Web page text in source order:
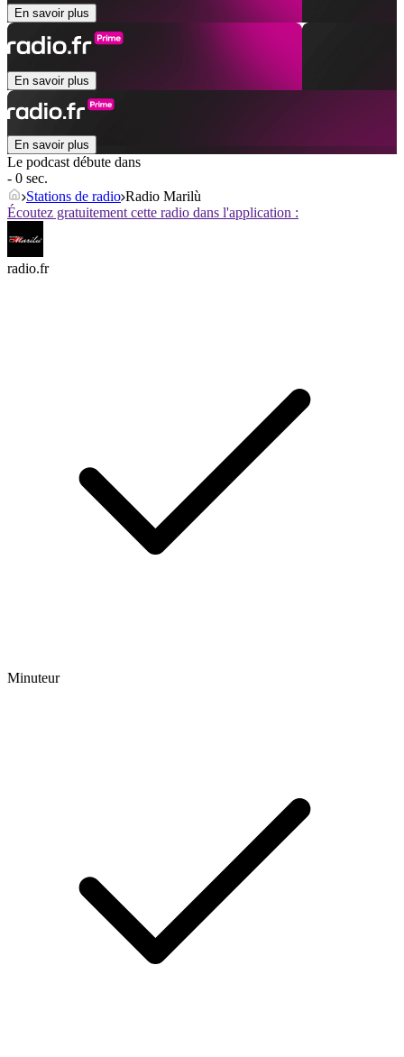
En savoir plus
En savoir plus
En savoir plus
Le podcast débute dans
- 0 sec.
Stations de radio Radio Marilù
Écoutez gratuitement cette radio dans l'application :
radio.fr
Minuteur